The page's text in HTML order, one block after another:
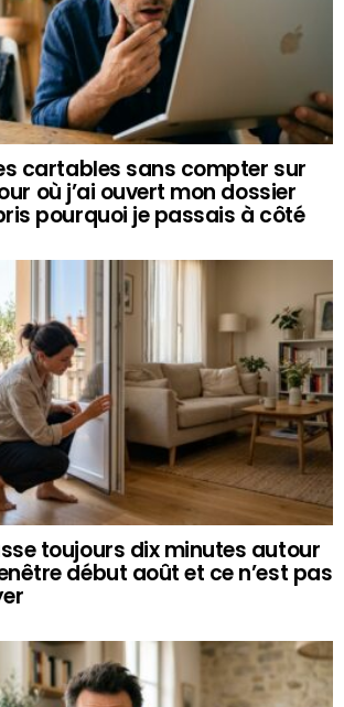
cartables sans compter sur
où j’ai ouvert mon dossier
pourquoi je passais à côté
toujours dix minutes autour
début août et ce n’est pas